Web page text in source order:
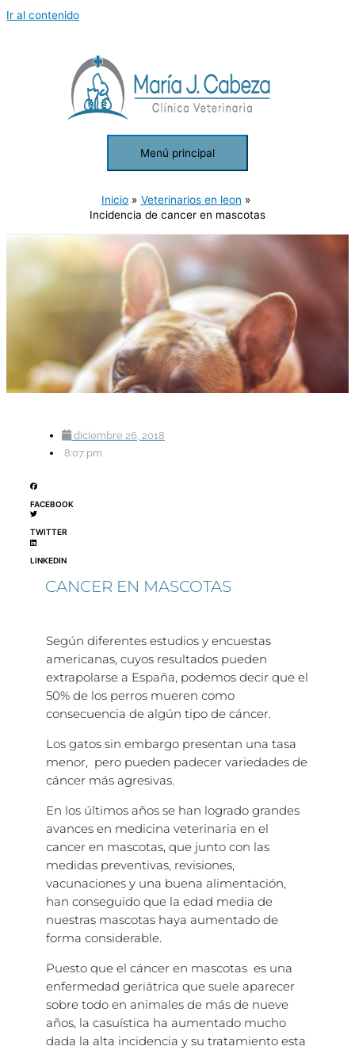
Ir al contenido
Menú principal
Inicio
Veterinarios en leon
Incidencia de cancer en mascotas
diciembre 26, 2018
8:07 pm
FACEBOOK
TWITTER
LINKEDIN
CANCER EN MASCOTAS
Según diferentes estudios y encuestas
americanas, cuyos resultados pueden
extrapolarse a España, podemos decir que el
50% de los perros mueren como
consecuencia de algún tipo de cáncer.
Los gatos sin embargo presentan una tasa
menor, pero pueden padecer variedades de
cáncer más agresivas.
En los últimos años se han logrado grandes
avances en medicina veterinaria en el
cancer en mascotas, que junto con las
medidas preventivas, revisiones,
vacunaciones y una buena alimentación,
han conseguido que la edad media de
nuestras mascotas haya aumentado de
forma considerable.
Puesto que el cáncer en mascotas es una
enfermedad geriátrica que suele aparecer
sobre todo en animales de más de nueve
años, la casuística ha aumentado mucho
dada la alta incidencia y su tratamiento esta